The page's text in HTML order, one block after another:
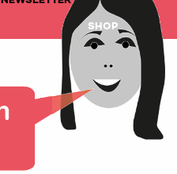
SHOP